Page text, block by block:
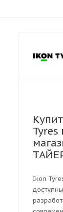
Tyres
Ikon